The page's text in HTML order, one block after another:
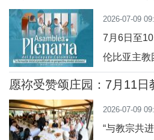
门的工作。
斯托尔菲
罗马教区公
教区组织
机履行
培育
2026-07-09
7月6日至
伦比亚主教
绕圣召减
背景下通过
亚教会的
愿祢受赞颂庄园：7月11
名穷人共进午餐
2026-07-09
“与教宗共